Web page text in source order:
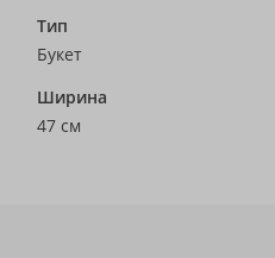
Тип
Букет
Ширина
47 см